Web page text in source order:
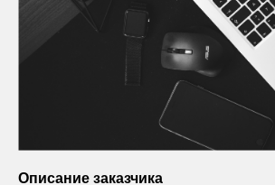
Описание заказчика